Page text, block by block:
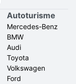
Autoturisme
Mercedes-Benz
BMW
Audi
Toyota
Volkswagen
Ford